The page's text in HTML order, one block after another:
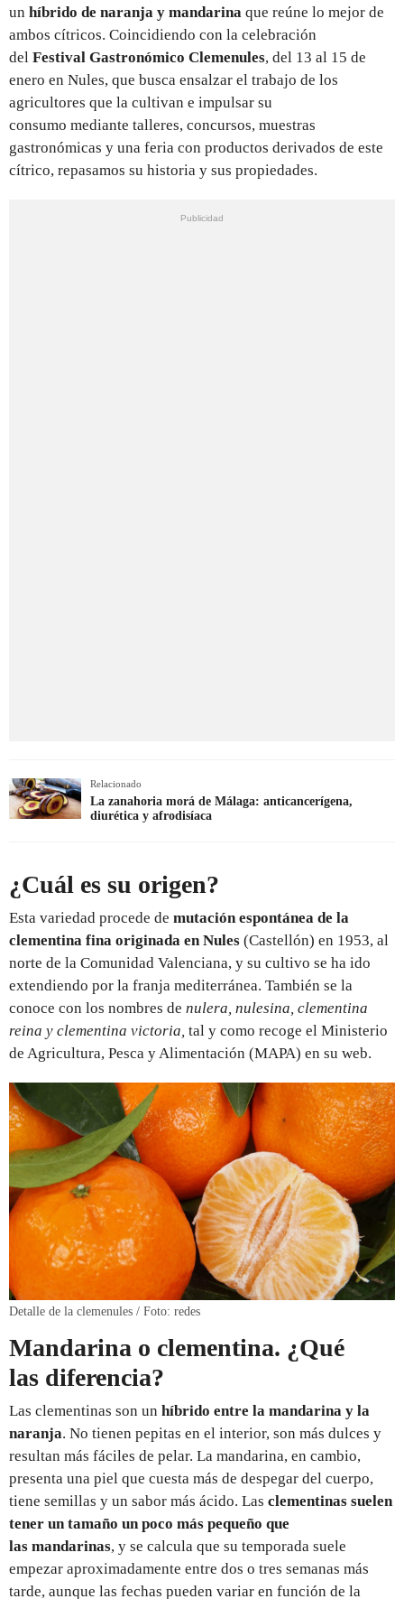
un híbrido de naranja y mandarina que reúne lo mejor de
ambos cítricos. Coincidiendo con la celebración
del Festival Gastronómico Clemenules, del 13 al 15 de
enero en Nules, que busca ensalzar el trabajo de los
agricultores que la cultivan e impulsar su
consumo mediante talleres, concursos, muestras
gastronómicas y una feria con productos derivados de este
cítrico, repasamos su historia y sus propiedades.
Relacionado
La zanahoria morá de Málaga: anticancerígena,
diurética y afrodisíaca
¿Cuál es su origen?
Esta variedad procede de mutación espontánea de la
clementina fina originada en Nules (Castellón) en 1953, al
norte de la Comunidad Valenciana, y su cultivo se ha ido
extendiendo por la franja mediterránea. También se la
conoce con los nombres de nulera, nulesina, clementina
reina y clementina victoria, tal y como recoge el Ministerio
de Agricultura, Pesca y Alimentación (MAPA) en su web.
Detalle de la clemenules / Foto: redes
Mandarina o clementina. ¿Qué
las diferencia?
Las clementinas son un híbrido entre la mandarina y la
naranja. No tienen pepitas en el interior, son más dulces y
resultan más fáciles de pelar. La mandarina, en cambio,
presenta una piel que cuesta más de despegar del cuerpo,
tiene semillas y un sabor más ácido. Las clementinas suelen
tener un tamaño un poco más pequeño que
las mandarinas, y se calcula que su temporada suele
empezar aproximadamente entre dos o tres semanas más
tarde, aunque las fechas pueden variar en función de la